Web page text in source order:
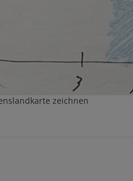
zeichnen